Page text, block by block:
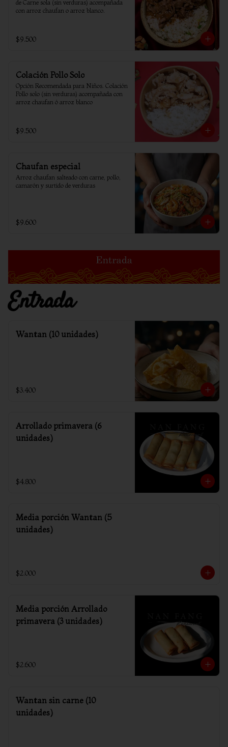
de Carne sola (sin verduras) acompañada
con arroz chaufan o arroz blanco.
$9.500
Colación Pollo Solo
Opción Recomendada para Niños. Colación
Pollo solo (sin verduras) acompañada con
arroz chaufan ó arroz blanco
$9.500
Chaufan especial
Arroz chaufan salteado con carne, pollo,
camarón y surtido de verduras
$9.600
Entrada
Wantan (10 unidades)
$3.400
Arrollado primavera (6
unidades)
$4.800
Media porción Wantan (5
unidades)
$2.000
Media porción Arrollado
primavera (3 unidades)
$2.600
Wantan sin carne (10
unidades)